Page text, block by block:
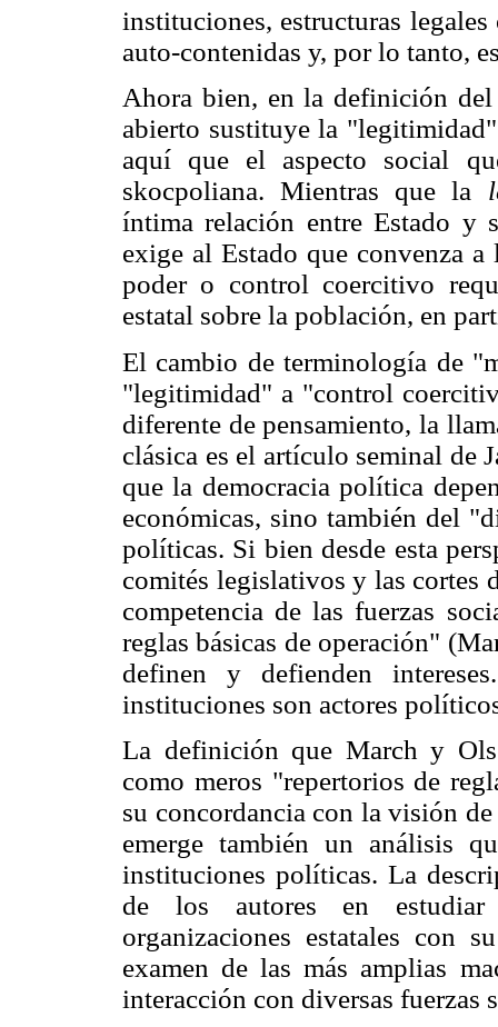
instituciones, estructuras legales
auto-contenidas y, por lo tanto,
Ahora bien, en la definición
abierto sustituye la
aquí que el aspecto social
skocpoliana. Mientras que la
íntima relación entre Estado y
exige al Estado que convenza
poder o control coercitivo
estatal sobre la población, en
El cambio de terminología de
"legitimidad" a "control
diferente de pensamiento, la
clásica es el artículo seminal de
que la democracia política
económicas, sino también del
políticas. Si bien desde esta
comités legislativos y las cortes
competencia de las fuerzas
reglas básicas de operación"
definen y defienden
instituciones son actores
La definición que March y
como meros "repertorios de
su concordancia con la visión
emerge también un análisis
instituciones políticas. La
de los autores en estudiar
organizaciones estatales con
examen de las más amplias
interacción con diversas fuerzas